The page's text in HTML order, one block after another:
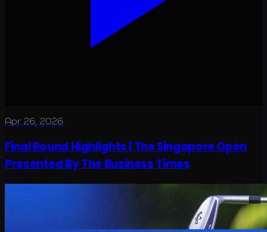
Apr 26, 2026
Final Round Highlights | The Singapore Open
Presented By The Business Times